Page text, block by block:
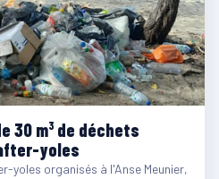
30 m³ de déchets
yoles
yoles organisés à l'Anse Meunier,